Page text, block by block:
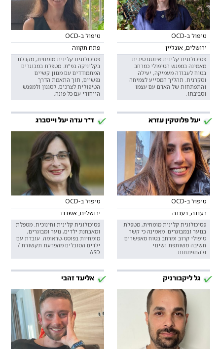
טיפול ב-OCD
ירושלים, אונליין
פסיכולוגית קלינית אינטגרטיבית.
מאמינה במפגש הטיפולי כמרחב
בטוח לעבודה מעמיקה, יעילה
וסקרנית. תהליך המסייע לצמיחה
והתפתחות של האדם עם עצמו
וסביבתו.
טיפול ב-OCD
פתח תקווה
פסיכולוגית קלינית מומחית, מקבלת
בקליניקה בפ"ת. מטפלת במבוגרים
המתמודדים עם מגוון קשיים
נפשיים, תוך התאמת הדרך
הטיפולית לצרכים, לסגנון ולמפגש
הייחודי עם כל פונה.
יעל פלוטקין עזרא
טיפול ב-OCD
רעננה, רעננה
פסיכולוגית קלינית מומחית, מטפלת
בנוער ובמבוגרים. מאמינה כי קשר
טיפולי קרוב ומרחב בטוח מאפשרים
חשיבה משותפת ושינוי
ולהתפתחות.
ד"ר עדה יעל וייסברג
טיפול ב-OCD
ירושלים, אשדוד
פסיכולוגית קלינית וחינוכית. מטפלת
ומאבחנת ילדים, נוער ומבוגרים,
מומחיות בפוסט-טראומה. עובדת עם
ילדים הסובלים מהפרעת תקשורת /
ASD.
גל ליקבורניק אליעד זהבי